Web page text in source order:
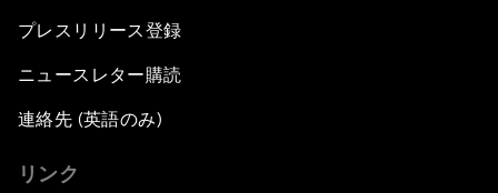
プレスリリース登録
ニュースレター購読
連絡先 (英語のみ)
リンク